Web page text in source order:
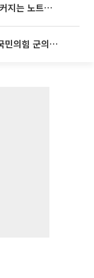
맥북 품은 삼성에 ‘중국산’ 맹추격⋯커지는 노트북 OLED 시장
우성빈 기장군수 ‘유튜브 정치’에…국민의힘 군의원들 집단 반발